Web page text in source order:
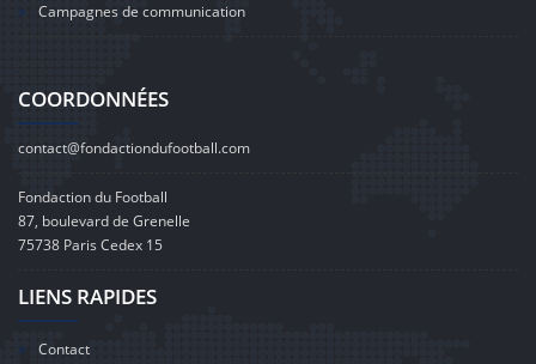
Campagnes de communication
COORDONNÉES
contact@fondactiondufootball.com
Fondaction du Football
87, boulevard de Grenelle
75738 Paris Cedex 15
LIENS RAPIDES
Contact